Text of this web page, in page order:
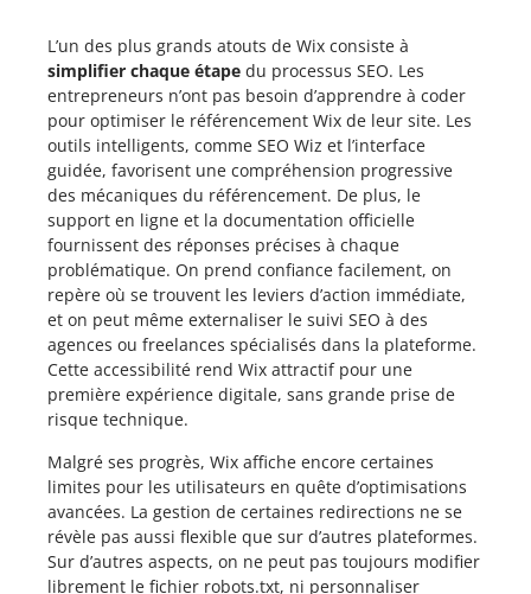
L’un des plus grands atouts de Wix consiste à
simplifier chaque étape du processus SEO. Les
entrepreneurs n’ont pas besoin d’apprendre à coder
pour optimiser le référencement Wix de leur site. Les
outils intelligents, comme SEO Wiz et l’interface
guidée, favorisent une compréhension progressive
des mécaniques du référencement. De plus, le
support en ligne et la documentation officielle
fournissent des réponses précises à chaque
problématique. On prend confiance facilement, on
repère où se trouvent les leviers d’action immédiate,
et on peut même externaliser le suivi SEO à des
agences ou freelances spécialisés dans la plateforme.
Cette accessibilité rend Wix attractif pour une
première expérience digitale, sans grande prise de
risque technique.
Malgré ses progrès, Wix affiche encore certaines
limites pour les utilisateurs en quête d’optimisations
avancées. La gestion de certaines redirections ne se
révèle pas aussi flexible que sur d’autres plateformes.
Sur d’autres aspects, on ne peut pas toujours modifier
librement le fichier robots.txt, ni personnaliser